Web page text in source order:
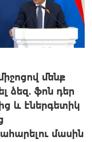
մենք
ձեզ. ֆոն դեր
և էներգետիկ
մասին